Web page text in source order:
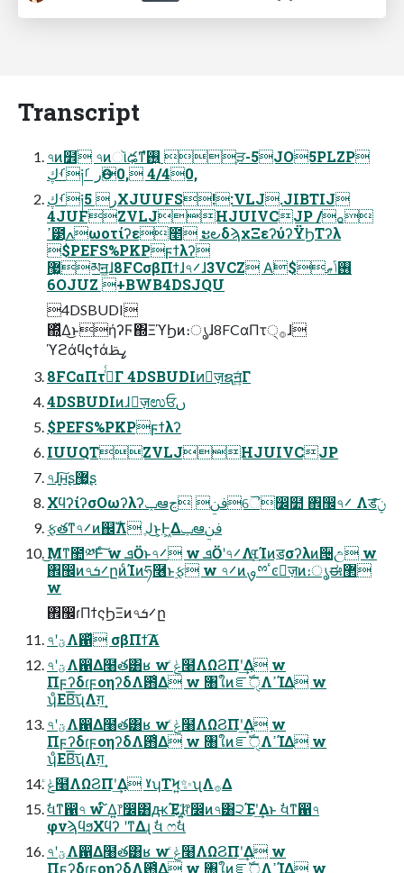
Transcript
৭ͷ໾ׂ ৭ͷૉఢͳ࢖͍ํ ֶੜ-5JO5PLZP
ࡾڮ༏ر ࡱӨ0, 4/40,
ࡾڮ༏ر 5XJUUFS!:VLJ.JIBTIJ
4JUFZVLJHJUIVCJP ࡀ/
ߴ౳ֶߍωοτίʔε೥ ະ౿δϡχΞεʔύʔΫϦΤʔλ
$PEFS%PKPϝϯλʔ
޷͖མॻ͖ɺ8FCσβΠϯɺ৭࠼ɺ3VCZ Α͘࢖͏ݴޠ$
6OJUZ +BWB4DSJQU
4DSBUDI
΍͍ͬͯΔ͜ͱήʔϜ΍ΞϓϦͷ։ൃɺ8FCαΠτ੍࡞ɺ
ϓϩάϥϛϯάߨࢣ
8FCαΠτ࡞ͬͨΓ 4DSBUDIͷٕज़ຊॻ͍ͨΓ
4DSBUDIͷɺٕज़ಉਓࢽ
$PEFS%PKPϝϯλʔ
IUUQTZVLJHJUIVCJP
৭ɺָ͍͠ʜʂ޷͖ʂ
ΧϥʔίʔσΟωʔλʔݕఆࢼݧ ڃୈ෼໺ ঎඼৭࠼ Λडݧͨ͠
࣮ફతͳ৭࠼ͷ஌ࣝΛ ֶͿ͜ͱ͕Ͱ͖Δݕఆࢼݧ
͜Μͳ಺༰Ͱͨ͠ w ܦӦͱ৭࠼ w ܦӦʹ৭࠼Λ׆͔ͨ͢Ίͷॾσʔλͷ੔උ w
঎඼ͷ৭࠼ܭըͷͨΊͷཧ࿦ͱ࣮ફ w ৭࠼ͷࡐྉٴͼٕज़ͷ։ൃಈ޲
w
঎඼ɾΠϯςϦΞͷ৭࠼ܭը
৭ʹؾΛ഑ͬͯ σβΠϯ͠Α͏
৭ʹؾΛ഑Δ໨త͸ʁ w ݟͨ໨ΛΩϨΠʹ͢Δ w
ΠϝʔδɾϝοηʔδΛ఻͑Δ w ৘ใͷೝࣝੑΛߴΊΔ w
ʮͦΕΒ͠͞ʯΛग़͢
৭ʹؾΛ഑Δ໨త͸ʁ w ݟͨ໨ΛΩϨΠʹ͢Δ w
ΠϝʔδɾϝοηʔδΛ఻͑Δ w ৘ใͷೝࣝੑΛߴΊΔ w
ʮͦΕΒ͠͞ʯΛग़͢
ݟͨ໨ΛΩϨΠʹ͢Δ ˠʮΤϞ͍✨ʯΛ࡞Δ
ࣗવͳ഑৭ w ໌Δ͍෦෼͸ԫΈɺ҉͍෦෼ͷ৭͸੨Έʹ͢Δͱ ࣗવͳ഑৭
φνϡϥϧΧϥʔ ʹͳΔɻ ࣗવ ෆࣗવ
৭ʹؾΛ഑Δ໨త͸ʁ w ݟͨ໨ΛΩϨΠʹ͢Δ w
ΠϝʔδɾϝοηʔδΛ఻͑Δ w ৘ใͷೝࣝੑΛߴΊΔ w